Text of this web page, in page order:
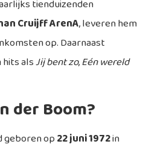
tienduizenden
Cruijff ArenA, leveren hem
op. Daarnaast
alsJij bent zo,Eén wereld
der Boom?
geboren op22 juni 1972in